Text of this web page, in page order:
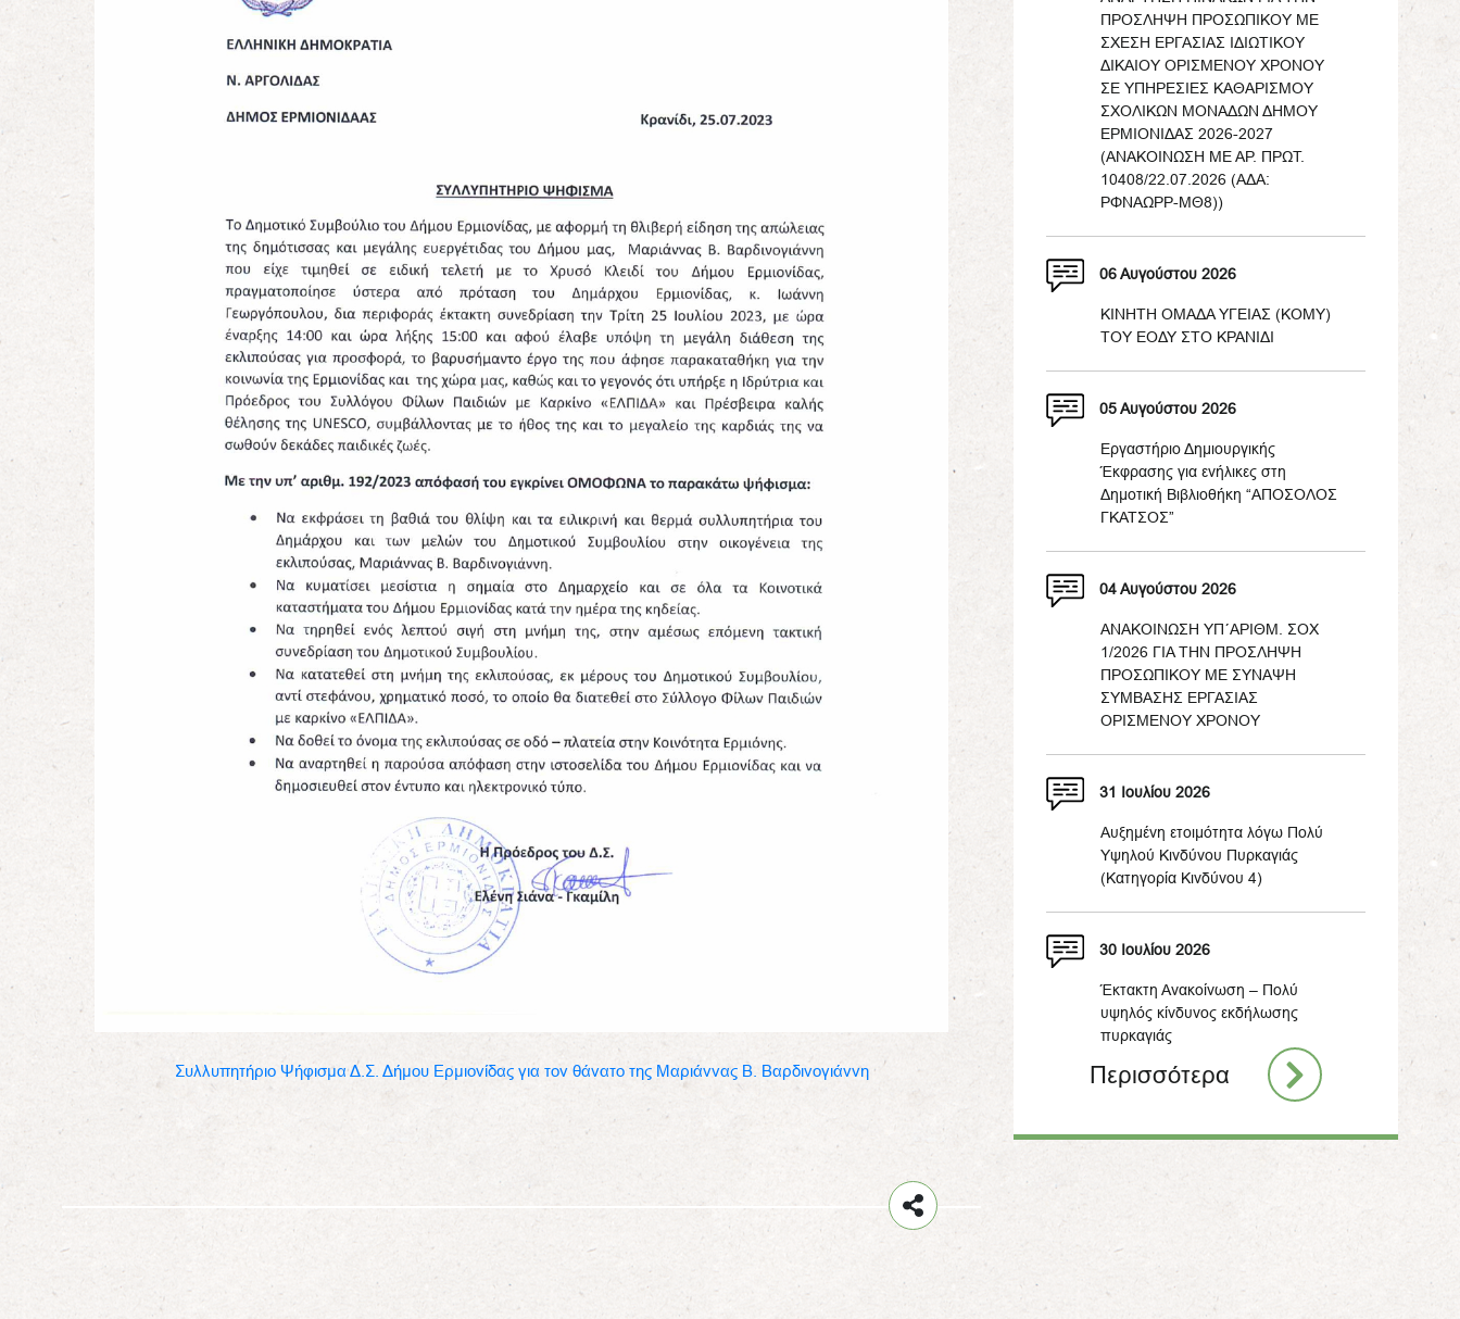
Συλλυπητήριο Ψήφισμα Δ.Σ. Δήμου Ερμιονίδας για τον θάνατο της Μαριάννας Β. Βαρδινογιάννη
ΠΡΟΣΛΗΨΗ ΠΡΟΣΩΠΙΚΟΥ ΜΕ
ΣΧΕΣΗ ΕΡΓΑΣΙΑΣ ΙΔΙΩΤΙΚΟΥ
ΔΙΚΑΙΟΥ ΟΡΙΣΜΕΝΟΥ ΧΡΟΝΟΥ
ΣΕ ΥΠΗΡΕΣΙΕΣ ΚΑΘΑΡΙΣΜΟΥ
ΣΧΟΛΙΚΩΝ ΜΟΝΑΔΩΝ ΔΗΜΟΥ
ΕΡΜΙΟΝΙΔΑΣ 2026-2027
(ΑΝΑΚΟΙΝΩΣΗ ΜΕ ΑΡ. ΠΡΩΤ.
10408/22.07.2026 (ΑΔΑ:
ΡΦΝΑΩΡΡ-ΜΘ8))
06 Αυγούστου 2026
ΚΙΝΗΤΗ ΟΜΑΔΑ ΥΓΕΙΑΣ (ΚΟΜΥ)
ΤΟΥ ΕΟΔΥ ΣΤΟ ΚΡΑΝΙΔΙ
05 Αυγούστου 2026
Εργαστήριο Δημιουργικής
Έκφρασης για ενήλικες στη
Δημοτική Βιβλιοθήκη “ΑΠΟΣΟΛΟΣ
ΓΚΑΤΣΟΣ”
04 Αυγούστου 2026
ΑΝΑΚΟΙΝΩΣΗ ΥΠ΄ΑΡΙΘΜ. ΣΟΧ
1/2026 ΓΙΑ ΤΗΝ ΠΡΟΣΛΗΨΗ
ΠΡΟΣΩΠΙΚΟΥ ΜΕ ΣΥΝΑΨΗ
ΣΥΜΒΑΣΗΣ ΕΡΓΑΣΙΑΣ
ΟΡΙΣΜΕΝΟΥ ΧΡΟΝΟΥ
31 Ιουλίου 2026
Αυξημένη ετοιμότητα λόγω Πολύ
Υψηλού Κινδύνου Πυρκαγιάς
(Κατηγορία Κινδύνου 4)
30 Ιουλίου 2026
Έκτακτη Ανακοίνωση – Πολύ
υψηλός κίνδυνος εκδήλωσης
πυρκαγιάς
Περισσότερα